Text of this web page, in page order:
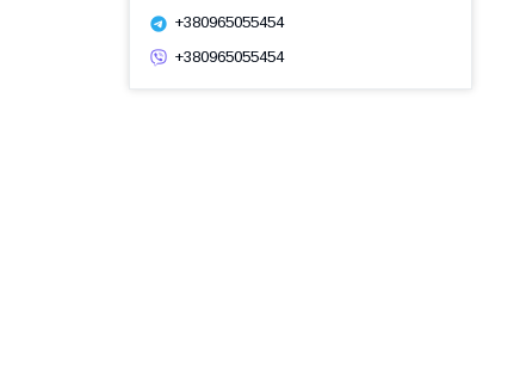
+380965055454
+380965055454